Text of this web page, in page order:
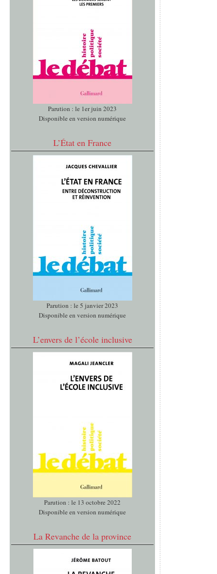
Parution : le 1er juin 2023
Disponible en version numérique
L’État en France
Parution : le 5 janvier 2023
Disponible en version numérique
L’envers de l’école inclusive
Parution : le 13 octobre 2022
Disponible en version numérique
La Revanche de la province